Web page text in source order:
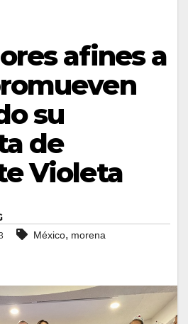
afines a
su
de
Violeta
México, morena